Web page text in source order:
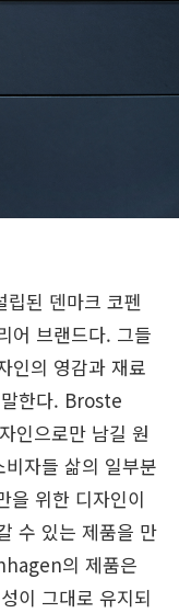
된 덴마크 코펜
어 브랜드다. 그들
인의 영감과 재료
한다. Broste
인으로만 남길 원
자들 삶의 일부분
을 위한 디자인이
수 있는 제품을 만
의 제품은
이 그대로 유지되